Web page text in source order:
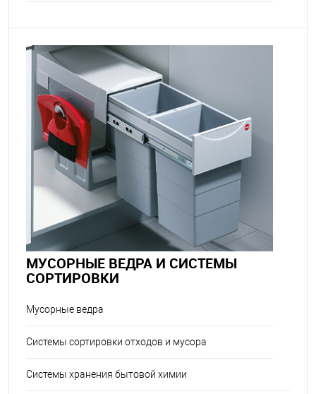
МУСОРНЫЕ ВЕДРА И СИСТЕМЫ
СОРТИРОВКИ
Мусорные ведра
Системы сортировки отходов и мусора
Системы хранения бытовой химии